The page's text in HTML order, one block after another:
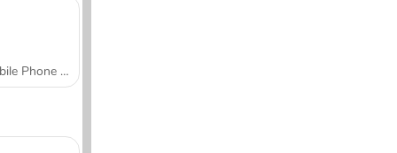
Mobile Phone Case Design & DIY